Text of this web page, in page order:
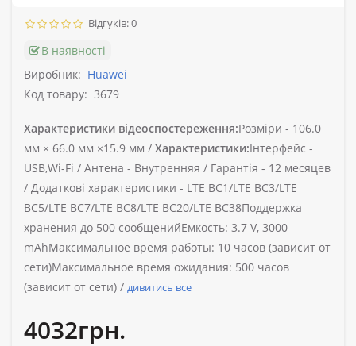
Відгуків: 0
В наявності
Виробник: Huawei
Код товару: 3679
Характеристики відеоспостереження:Розміри - 106.0
мм × 66.0 мм ×15.9 мм / Характеристики:Інтерфейс -
USB,Wi-Fi / Антена - Внутренняя / Гарантія - 12 месяцев
/ Додаткові характеристики - LTE BC1/LTE BC3/LTE
BC5/LTE BC7/LTE BC8/LTE BC20/LTE BC38Поддержка
хранения до 500 сообщенийЕмкость: 3.7 V, 3000
mAhМаксимальное время работы: 10 часов (зависит от
сети)Максимальное время ожидания: 500 часов
(зависит от сети) / дивитись все
4032грн.